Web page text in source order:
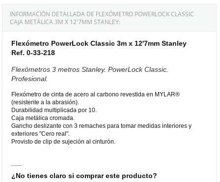
INFORMACIÓN DETALLADA DE FLEXÓMETRO POWERLOCK CLASSIC
CAJA METÁLICA 3M X 12'7MM STANLEY:
Flexómetro PowerLock Classic 3m x 12'7mm Stanley
Ref. 0-33-218
Flexómetros 3 metros Stanley. PowerLock Classic.
Profesional.
Flexómetro de cinta de acero al carbono revestida en MYLAR®
(resistente a la abrasión).
Durabilidad multiplicada por 10.
Caja metálica cromada.
Gancho deslizante con 3 remaches para tomar medidas interiores y
exteriores "Cero real".
Provisto de clip de sujeción al cinturón.
¿No tienes claro si comprar este producto?